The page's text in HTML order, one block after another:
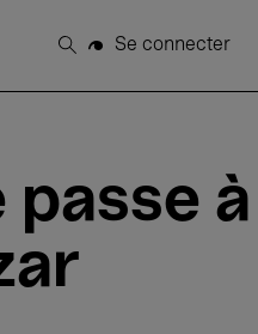
Rechercher
Se connecter
passe à